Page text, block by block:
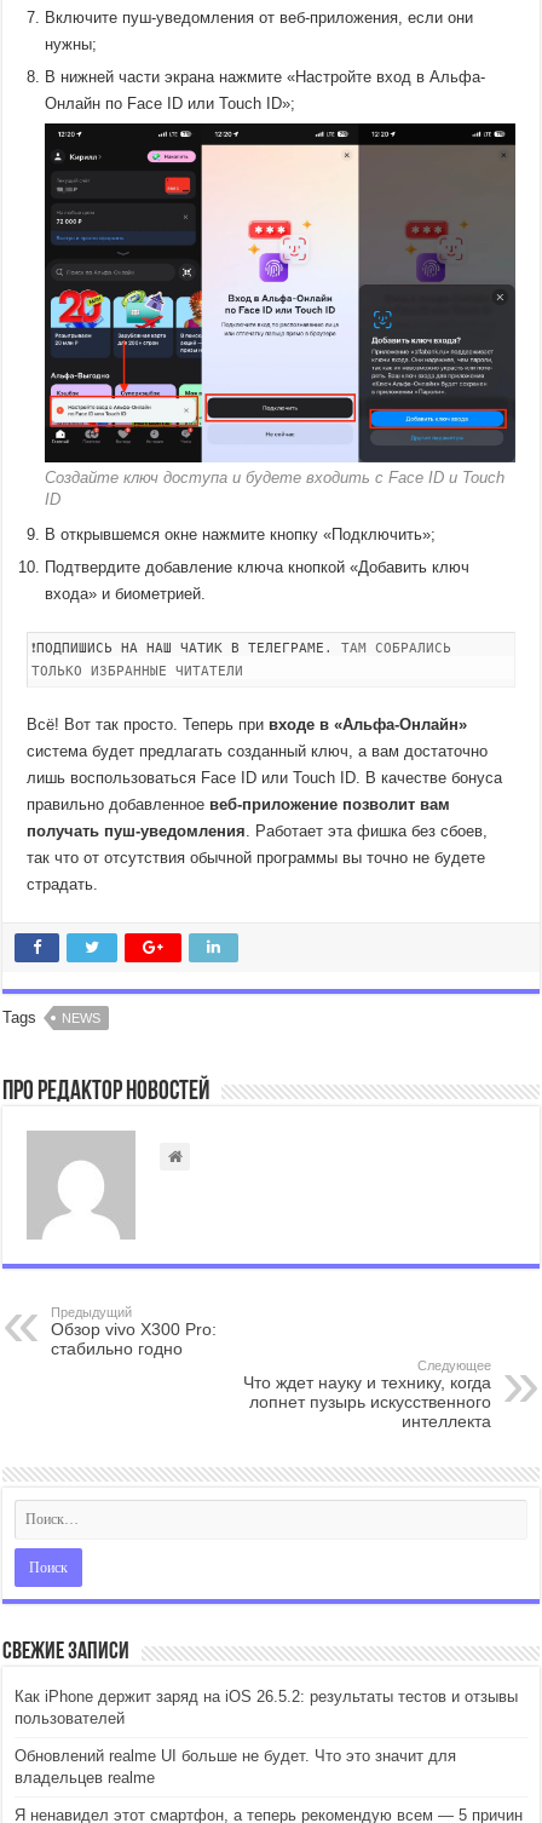
Включите пуш-уведомления от веб-приложения, если они
нужны;
В нижней части экрана нажмите «Настройте вход в Альфа-
Онлайн по Face ID или Touch ID»;
Создайте ключ доступа и будете входить с Face ID и Touch
ID
В открывшемся окне нажмите кнопку «Подключить»;
Подтвердите добавление ключа кнопкой «Добавить ключ
входа» и биометрией.
❗ПОДПИШИСЬ НА НАШ ЧАТИК В ТЕЛЕГРАМЕ . ТАМ СОБРАЛИСЬ
ТОЛЬКО ИЗБРАННЫЕ ЧИТАТЕЛИ
Всё! Вот так просто. Теперь при входе в «Альфа-Онлайн»
система будет предлагать созданный ключ, а вам достаточно
лишь воспользоваться Face ID или Touch ID. В качестве бонуса
правильно добавленное веб-приложение позволит вам
получать пуш-уведомления. Работает эта фишка без сбоев,
так что от отсутствия обычной программы вы точно не будете
страдать.
Tags NEWS
Про Редактор Новостей
Предыдущий
Обзор vivo X300 Pro:
стабильно годно
Следующее
Что ждет науку и технику, когда
лопнет пузырь искусственного
интеллекта
Свежие записи
Как iPhone держит заряд на iOS 26.5.2: результаты тестов и отзывы
пользователей
Обновлений realme UI больше не будет. Что это значит для
владельцев realme
Я ненавидел этот смартфон, а теперь рекомендую всем — 5 причин